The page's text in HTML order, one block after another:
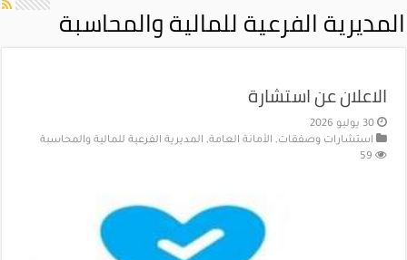
المديرية الفرعية للمالية والمحاسبة
الاعلان عن استشارة
30 يوليو 2026
استشارات وصفقات, الأمانة العامة, المديرية الفرعية للمالية والمحاسبة
59